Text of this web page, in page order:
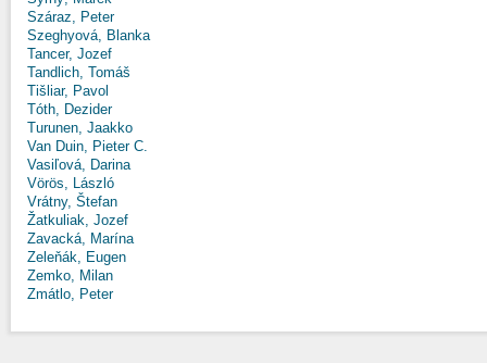
Száraz, Peter
Szeghyová, Blanka
Tancer, Jozef
Tandlich, Tomáš
Tišliar, Pavol
Tóth, Dezider
Turunen, Jaakko
Van Duin, Pieter C.
Vasiľová, Darina
Vörös, László
Vrátny, Štefan
Žatkuliak, Jozef
Zavacká, Marína
Zeleňák, Eugen
Zemko, Milan
Zmátlo, Peter